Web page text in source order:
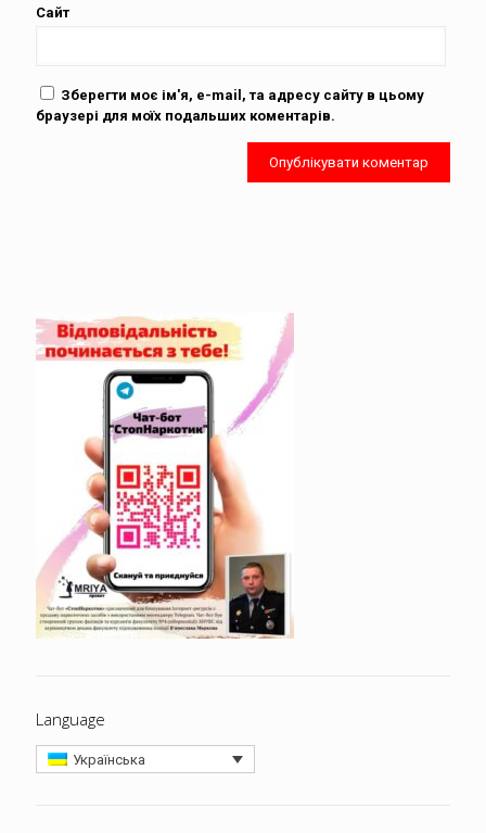
Сайт
Зберегти моє ім'я, e-mail, та адресу сайту в цьому
браузері для моїх подальших коментарів.
Language
Українська